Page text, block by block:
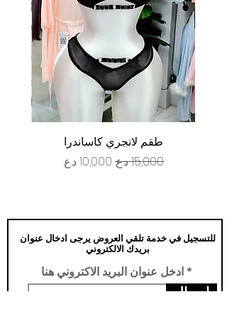
طقم لانجري كاساندرا
سعر عادي سعر البيع
للتسجيل في خدمة تلقي العروض يرجى ادخال عنوان
بريدك الالكتروني
ادخل عنوان البريد الاكتروني هنا
ارسال